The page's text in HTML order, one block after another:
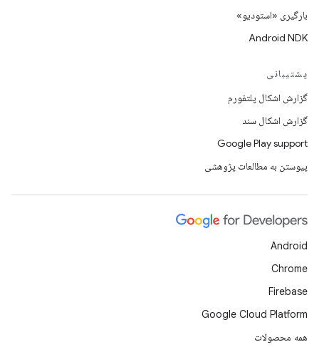
بارگیری «استودیو»
Android NDK
پشتیبانی
گزارش اشکال پلتفورم
گزارش اشکال سند
Google Play support
پیوستن به مطالعات پژوهشی
Android
Chrome
Firebase
Google Cloud Platform
همه محصولات